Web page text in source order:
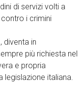
di servizi volti a
i crimini
, diventa in
più richiesta nel
e propria
italiana.